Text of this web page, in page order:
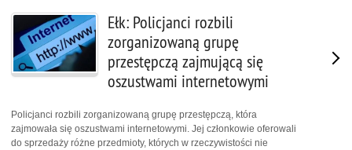
Ełk: Policjanci rozbili
zorganizowaną grupę
przestępczą zajmującą się
oszustwami internetowymi
Policjanci rozbili zorganizowaną grupę przestępczą, która
zajmowała się oszustwami internetowymi. Jej członkowie oferowali
do sprzedaży różne przedmioty, których w rzeczywistości nie